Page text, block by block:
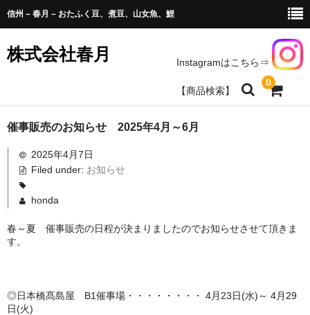
信州 – 春月 – おたふく豆、煮豆、山女魚、鯉
株式会社春月 Instagramはこちら⇒
【商品検索】
0
商品のお求め
豆、山菜、農産加工商品
天女魚、鯉、水産加工
会社情報
催事販売のお知らせ 2025年4月～6月
2025年4月7日
Filed under: お知らせ
honda
春～夏 催事販売の日程が決まりましたのでお知らせさせて頂きま
す。
◎日本橋髙島屋 B1催事場・・・・・・・・ 4月23日(水)～ 4月29
日(火)